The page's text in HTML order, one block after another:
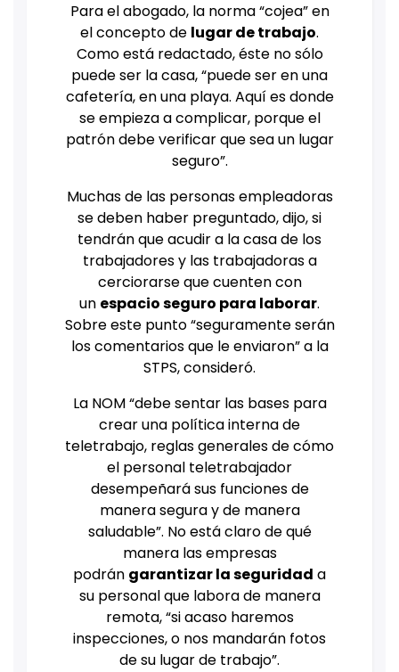
Para el abogado, la norma “cojea” en
el concepto de lugar de trabajo.
Como está redactado, éste no sólo
puede ser la casa, “puede ser en una
cafetería, en una playa. Aquí es donde
se empieza a complicar, porque el
patrón debe verificar que sea un lugar
seguro”.
Muchas de las personas empleadoras
se deben haber preguntado, dijo, si
tendrán que acudir a la casa de los
trabajadores y las trabajadoras a
cerciorarse que cuenten con
un espacio seguro para laborar.
Sobre este punto “seguramente serán
los comentarios que le enviaron” a la
STPS, consideró.
La NOM “debe sentar las bases para
crear una política interna de
teletrabajo, reglas generales de cómo
el personal teletrabajador
desempeñará sus funciones de
manera segura y de manera
saludable”. No está claro de qué
manera las empresas
podrán garantizar la seguridad a
su personal que labora de manera
remota, “si acaso haremos
inspecciones, o nos mandarán fotos
de su lugar de trabajo”.